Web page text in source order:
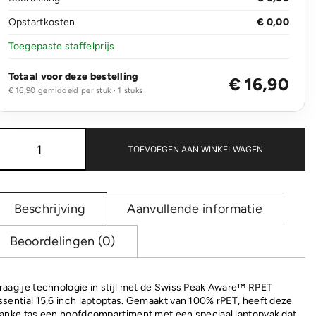
Opstartkosten
€ 0,00
Toegepaste staffelprijs
Totaal voor deze bestelling
€ 16,90 gemiddeld per stuk · 1 stuks € 16,90
Peak
15,6
inch
laptop
tas
aantal
TOEVOEGEN AAN WINKELWAGEN
Beschrijving Aanvullende informatie
Beoordelingen (0)
je technologie in stijl met de Swiss Peak Aware™ RPET
15,6 inch laptoptas. Gemaakt van 100% rPET, heeft deze